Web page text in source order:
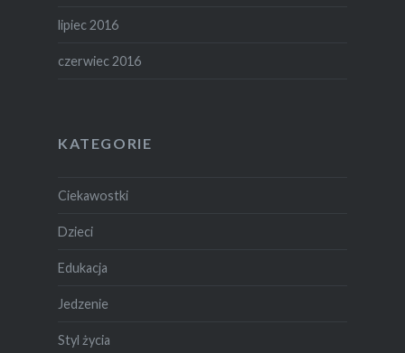
lipiec 2016
czerwiec 2016
KATEGORIE
Ciekawostki
Dzieci
Edukacja
Jedzenie
Styl życia